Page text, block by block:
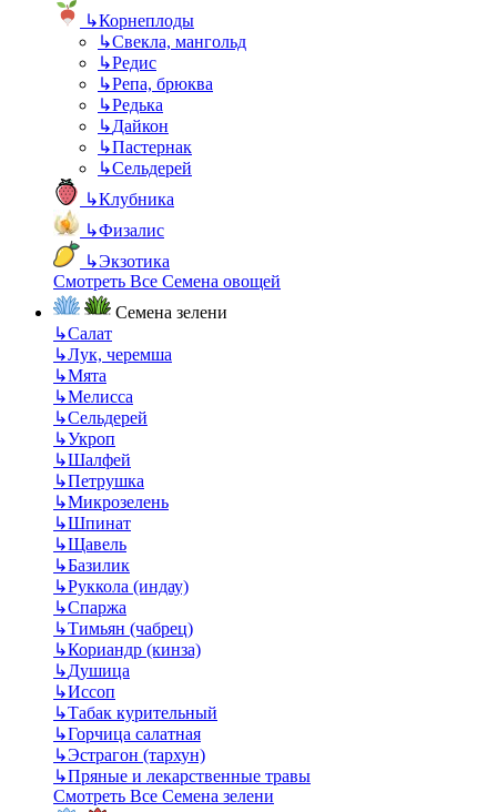
↳Корнеплоды
↳Свекла, мангольд
↳Редис
↳Репа, брюква
↳Редька
↳Дайкон
↳Пастернак
↳Сельдерей
↳Клубника
↳Физалис
↳Экзотика
Смотреть Все Семена овощей
Семена зелени
↳Салат
↳Лук, черемша
↳Мята
↳Мелисса
↳Сельдерей
↳Укроп
↳Шалфей
↳Петрушка
↳Микрозелень
↳Шпинат
↳Щавель
↳Базилик
↳Руккола (индау)
↳Спаржа
↳Тимьян (чабрец)
↳Кориандр (кинза)
↳Душица
↳Иссоп
↳Табак курительный
↳Горчица салатная
↳Эстрагон (тархун)
↳Пряные и лекарственные травы
Смотреть Все Семена зелени